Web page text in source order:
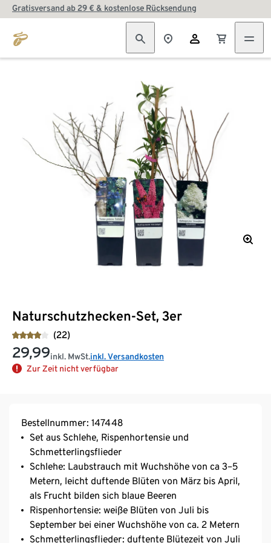
Gratisversand ab 29 € & kostenlose Rücksendung
Naturschutzhecken-Set, 3er
(22)
29,99inkl. MwSt.inkl. Versandkosten
Zur Zeit nicht verfügbar
Bestellnummer: 147448
Set aus Schlehe, Rispenhortensie und
Schmetterlingsflieder
Schlehe: Laubstrauch mit Wuchshöhe von ca 3–5
Metern, leicht duftende Blüten von März bis April,
als Frucht bilden sich blaue Beeren
Rispenhortensie: weiße Blüten von Juli bis
September bei einer Wuchshöhe von ca. 2 Metern
Schmetterlingsflieder: duftente Blütezeit von Juli